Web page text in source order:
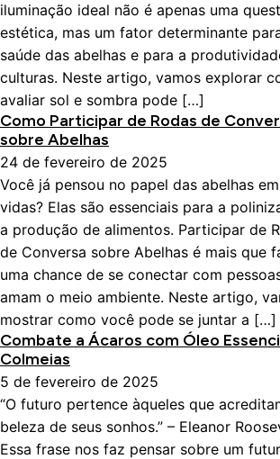
iluminação ideal não é apenas uma
estética, mas um fator determinante
saúde das abelhas e para a
culturas. Neste artigo, vamos explorar
avaliar sol e sombra pode […]
Como Participar de Rodas de
sobre Abelhas
24 de fevereiro de 2025
Você já pensou no papel das abelhas
vidas? Elas são essenciais para a
a produção de alimentos. Participar de
de Conversa sobre Abelhas é mais que
uma chance de se conectar com
amam o meio ambiente. Neste artigo,
mostrar como você pode se juntar a […]
Combate a Ácaros com Óleo
Colmeias
5 de fevereiro de 2025
“O futuro pertence àqueles que
beleza de seus sonhos.” – Eleanor
Essa frase nos faz pensar sobre um